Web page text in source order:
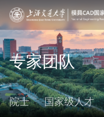
专家团队
院士 国家级人才